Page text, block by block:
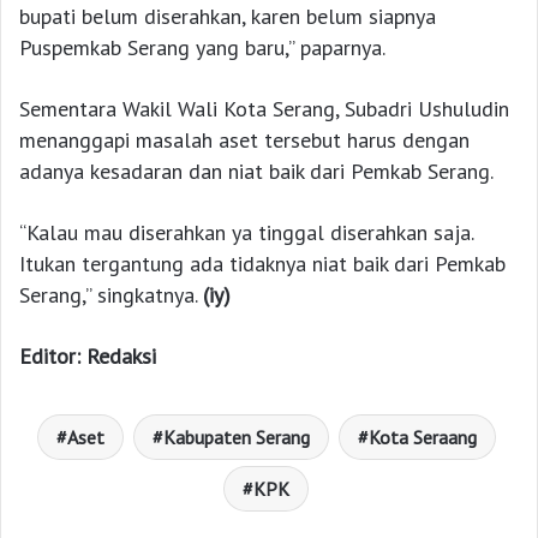
bupati belum diserahkan, karen belum siapnya
Puspemkab Serang yang baru,” paparnya.
Sementara Wakil Wali Kota Serang, Subadri Ushuludin
menanggapi masalah aset tersebut harus dengan
adanya kesadaran dan niat baik dari Pemkab Serang.
“Kalau mau diserahkan ya tinggal diserahkan saja.
Itukan tergantung ada tidaknya niat baik dari Pemkab
Serang,” singkatnya. (iy)
Editor: Redaksi
Aset Kabupaten Serang Kota Seraang
KPK